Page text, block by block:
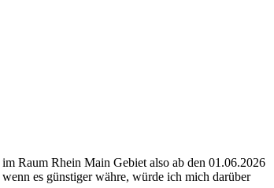
Raum Rhein Main Gebiet also ab den 01.06.2026
es günstiger währe, würde ich mich darüber